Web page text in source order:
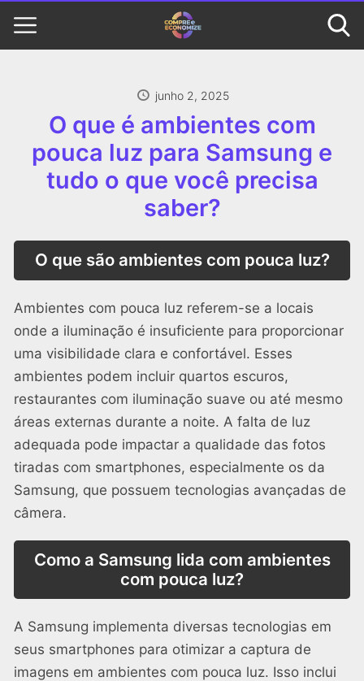
junho 2, 2025
O que é ambientes com
pouca luz para Samsung e
tudo o que você precisa
saber?
O que são ambientes com pouca luz?
Ambientes com pouca luz referem-se a locais
onde a iluminação é insuficiente para proporcionar
uma visibilidade clara e confortável. Esses
ambientes podem incluir quartos escuros,
restaurantes com iluminação suave ou até mesmo
áreas externas durante a noite. A falta de luz
adequada pode impactar a qualidade das fotos
tiradas com smartphones, especialmente os da
Samsung, que possuem tecnologias avançadas de
câmera.
Como a Samsung lida com ambientes
com pouca luz?
A Samsung implementa diversas tecnologias em
seus smartphones para otimizar a captura de
imagens em ambientes com pouca luz. Isso inclui